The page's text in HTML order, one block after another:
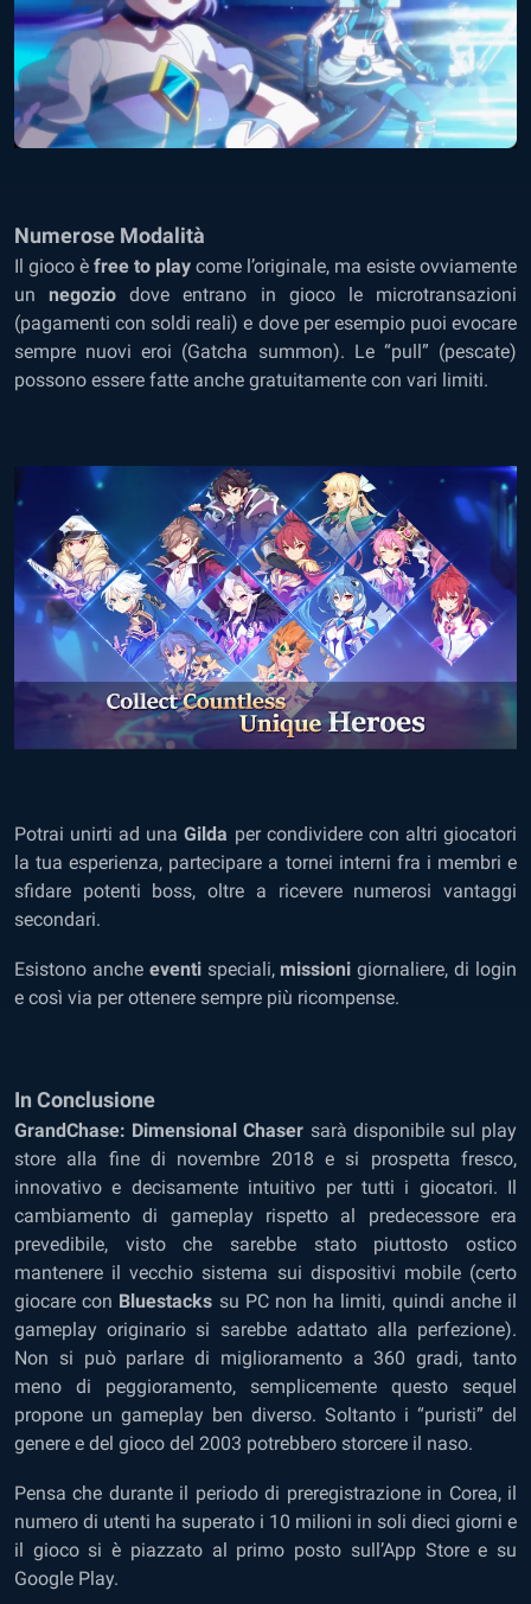
Numerose Modalità
Il gioco è free to play come l’originale, ma esiste ovviamente
unnegozio dove entrano in gioco le microtransazioni
(pagamenti con soldi reali) e dove per esempio puoi evocare
sempre nuovi eroi (Gatcha summon). Le “pull” (pescate)
possono essere fatte anche gratuitamente con vari limiti.
Potrai unirti ad unaGilda per condividere con altri giocatori
la tua esperienza, partecipare a tornei interni fra i membri e
sfidare potenti boss, oltre a ricevere numerosi vantaggi
secondari.
Esistono anche eventispeciali, missioni giornaliere, di login
e così via per ottenere sempre più ricompense.
In Conclusione
GrandChase: Dimensional Chaser sarà disponibile sul play
store alla fine di novembre 2018 e si prospetta fresco,
innovativo e decisamente intuitivo per tutti i giocatori. Il
cambiamento di gameplay rispetto al predecessore era
prevedibile, visto che sarebbe stato piuttosto ostico
mantenere il vecchio sistema sui dispositivi mobile (certo
giocare con Bluestacks su PC non ha limiti, quindi anche il
gameplay originario si sarebbe adattato alla perfezione).
Non si può parlare di miglioramento a 360 gradi, tanto
meno di peggioramento, semplicemente questo sequel
propone un gameplay ben diverso. Soltanto i “puristi” del
genere e del gioco del 2003 potrebbero storcere il naso.
Pensa che durante il periodo di preregistrazione in Corea, il
numero di utenti ha superato i 10 milioni in soli dieci giorni e
il gioco si è piazzato al primo posto sull’App Store e su
Google Play.